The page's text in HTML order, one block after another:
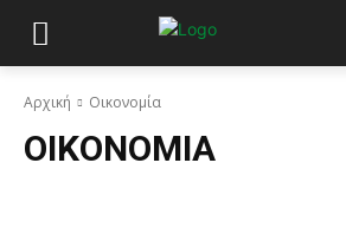
Αρχική Οικονομία
ΟΙΚΟΝΟΜΊΑ